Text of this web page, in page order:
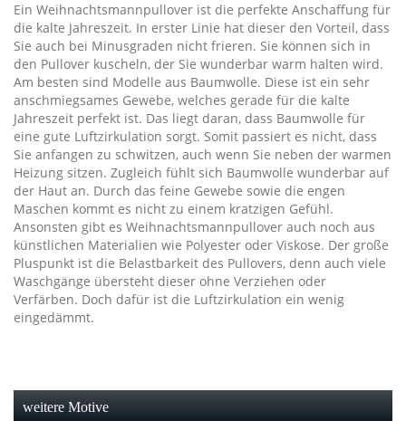
Ein Weihnachtsmannpullover ist die perfekte Anschaffung für
die kalte Jahreszeit. In erster Linie hat dieser den Vorteil, dass
Sie auch bei Minusgraden nicht frieren. Sie können sich in
den Pullover kuscheln, der Sie wunderbar warm halten wird.
Am besten sind Modelle aus Baumwolle. Diese ist ein sehr
anschmiegsames Gewebe, welches gerade für die kalte
Jahreszeit perfekt ist. Das liegt daran, dass Baumwolle für
eine gute Luftzirkulation sorgt. Somit passiert es nicht, dass
Sie anfangen zu schwitzen, auch wenn Sie neben der warmen
Heizung sitzen. Zugleich fühlt sich Baumwolle wunderbar auf
der Haut an. Durch das feine Gewebe sowie die engen
Maschen kommt es nicht zu einem kratzigen Gefühl.
Ansonsten gibt es Weihnachtsmannpullover auch noch aus
künstlichen Materialien wie Polyester oder Viskose. Der große
Pluspunkt ist die Belastbarkeit des Pullovers, denn auch viele
Waschgänge übersteht dieser ohne Verziehen oder
Verfärben. Doch dafür ist die Luftzirkulation ein wenig
eingedämmt.
weitere Motive